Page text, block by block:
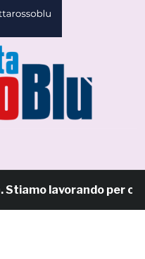
lavorando per